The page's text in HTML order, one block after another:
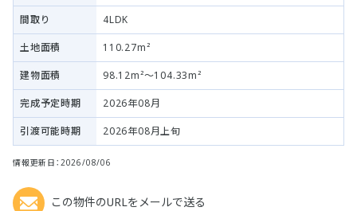
間取り 4LDK
土地面積 110.27m²
建物面積 98.12m²～104.33m²
完成予定時期 2026年08月
引渡可能時期 2026年08月上旬
情報更新日：2026/08/06
この物件のURLをメールで送る